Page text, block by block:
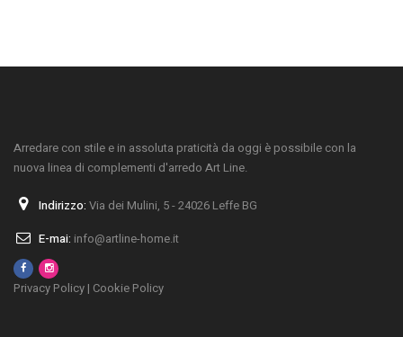
Arredare con stile e in assoluta praticità da oggi è possibile con la
nuova linea di complementi d'arredo Art Line.
Indirizzo: Via dei Mulini, 5 - 24026 Leffe BG
E-mai: info@artline-home.it
Privacy Policy | Cookie Policy